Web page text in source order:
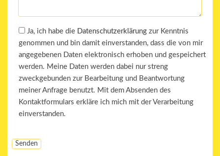
Ja, ich habe die Datenschutzerklärungzur Kenntnis
genommen und bin damit einverstanden, dass die von mir
angegebenen Daten elektronisch erhoben und gespeichert
werden. Meine Daten werden dabei nur streng
zweckgebunden zur Bearbeitung und Beantwortung
meiner Anfrage benutzt. Mit dem Absenden des
Kontaktformulars erkläre ich mich mit der Verarbeitung
einverstanden.